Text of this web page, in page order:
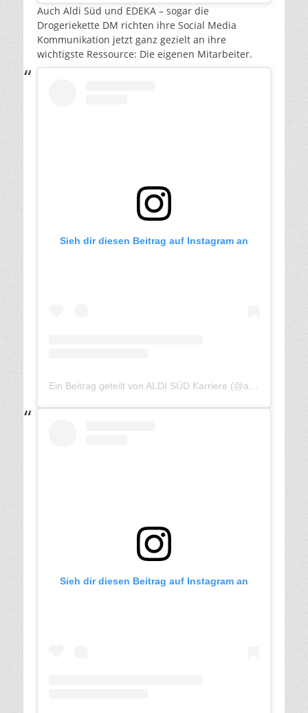
Auch Aldi Süd und EDEKA – sogar die
Drogeriekette DM richten ihre Social Media
Kommunikation jetzt ganz gezielt an ihre
wichtigste Ressource: Die eigenen Mitarbeiter.
Sieh dir diesen Beitrag auf Instagram an
Sieh dir diesen Beitrag auf Instagram an